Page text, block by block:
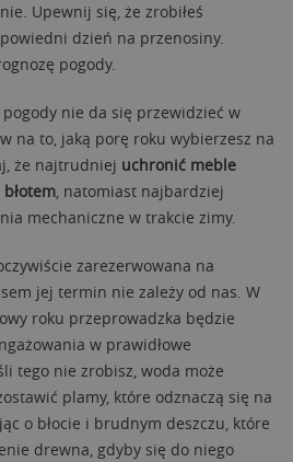
Upewnij się, że zrobiłeś
dzień na przenosiny.
pogody.
nie da się przewidzieć w
na to, jaką porę roku wybierzesz na
że najtrudniej uchronić meble
, natomiast najbardziej
mechaniczne w trakcie zimy.
zarezerwowana na
jej termin nie zależy od nas. W
roku przeprowadzka będzie
w prawidłowe
tego nie zrobisz, woda może
plamy, które odznaczą się na
o błocie i brudnym deszczu, które
drewna, gdyby się do niego